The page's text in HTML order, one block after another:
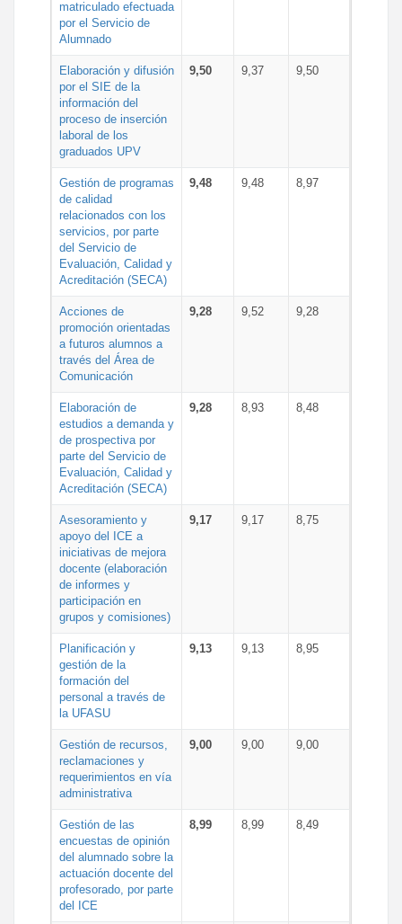
matriculado efectuada
por el Servicio de
Alumnado
Elaboración y difusión
por el SIE de la
información del
proceso de inserción
laboral de los
graduados UPV
9,50 9,37 9,50
Gestión de programas
de calidad
relacionados con los
servicios, por parte
del Servicio de
Evaluación, Calidad y
Acreditación (SECA)
9,48 9,48 8,97
Acciones de
promoción orientadas
a futuros alumnos a
través del Área de
Comunicación
9,28 9,52 9,28
Elaboración de
estudios a demanda y
de prospectiva por
parte del Servicio de
Evaluación, Calidad y
Acreditación (SECA)
9,28 8,93 8,48
Asesoramiento y
apoyo del ICE a
iniciativas de mejora
docente (elaboración
de informes y
participación en
grupos y comisiones)
9,17 9,17 8,75
Planificación y
gestión de la
formación del
personal a través de
la UFASU
9,13 9,13 8,95
Gestión de recursos,
reclamaciones y
requerimientos en vía
administrativa
9,00 9,00 9,00
Gestión de las
encuestas de opinión
del alumnado sobre la
actuación docente del
profesorado, por parte
del ICE
8,99 8,99 8,49